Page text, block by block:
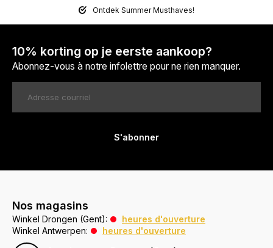
Ontdek Summer Musthaves!
10% korting op je eerste aankoop?
Abonnez-vous à notre infolettre pour ne rien manquer.
S'abonner
Nos magasins
Winkel Drongen (Gent):
heures d'ouverture
Winkel Antwerpen:
heures d'ouverture